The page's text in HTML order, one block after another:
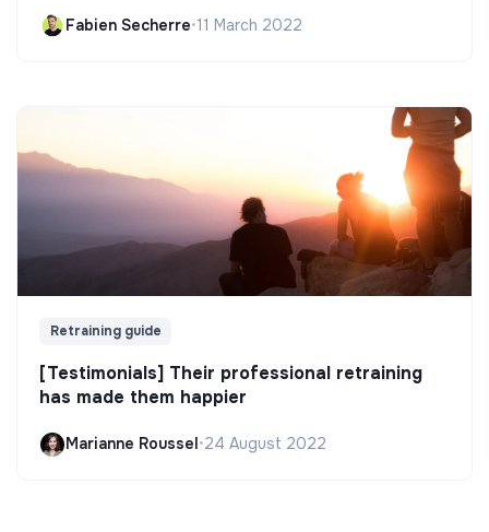
Fabien Secherre•11 March 2022
Retraining guide
[Testimonials] Their professional retraining
has made them happier
Marianne Roussel•24 August 2022